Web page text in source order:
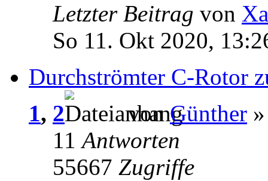
Letzter Beitrag von
So 11. Okt 2020,
Durchströmter C-Rotor
1, 2 vonGünther
11Antworten
55667 Zugriffe